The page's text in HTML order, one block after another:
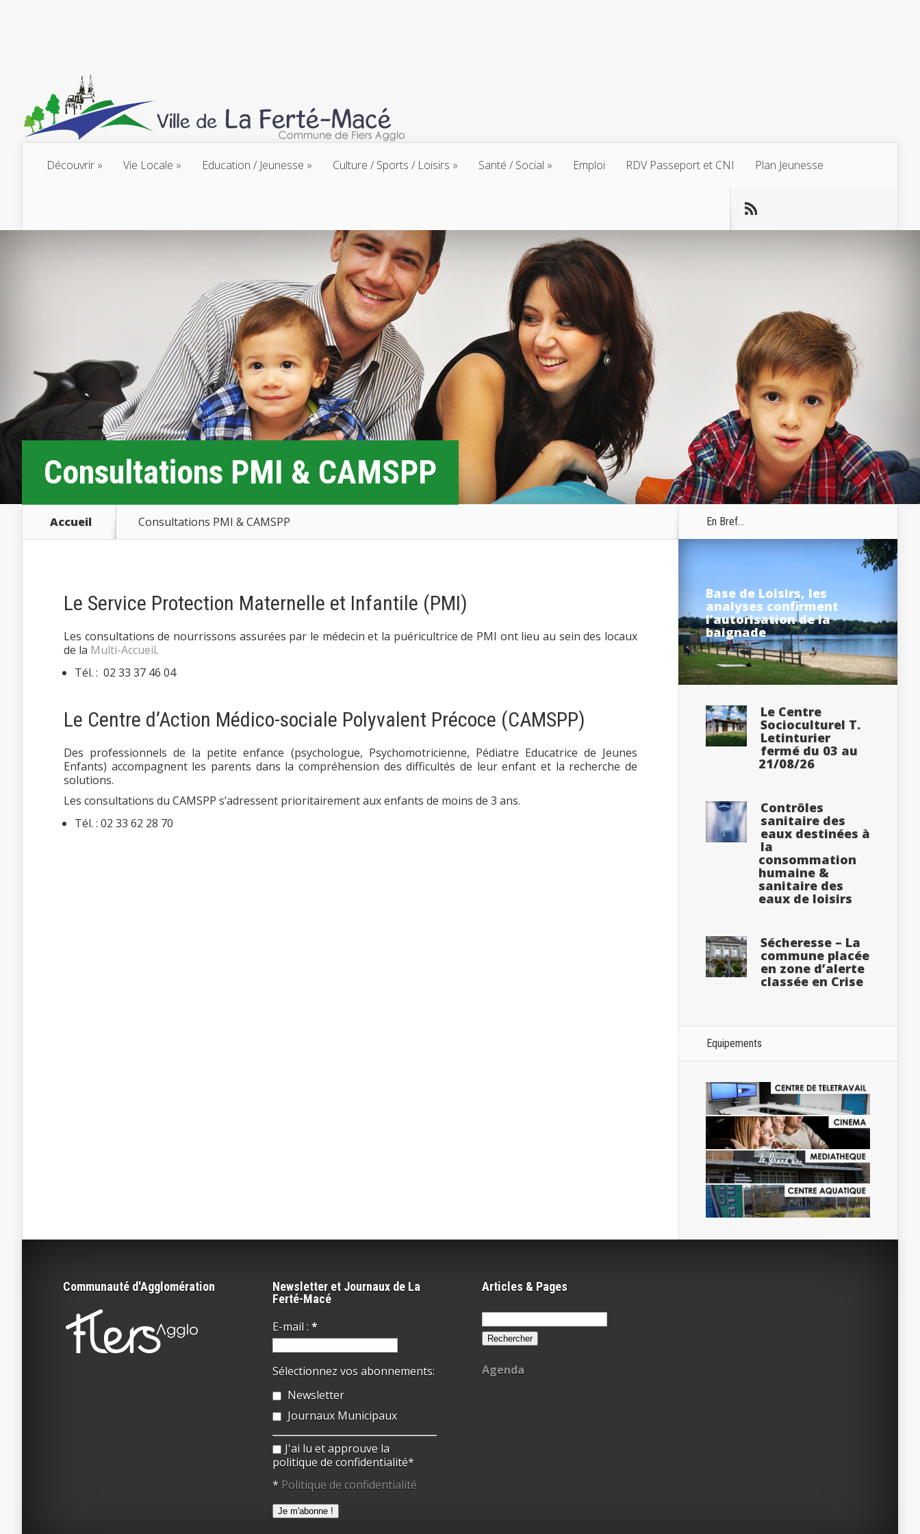
Découvrir Vie Locale Education / Jeunesse Culture / Sports / Loisirs Santé / Social Emploi RDV Passeport et CNI Plan Jeunesse
Consultations PMI & CAMSPP
Accueil Consultations PMI & CAMSPP
Le Service Protection Maternelle et Infantile (PMI)
Les consultations de nourrissons assurées par le médecin et la puéricultrice de PMI ont lieu au sein des locaux
de la Multi-Accueil.
Tél. : 02 33 37 46 04
Le Centre d’Action Médico-sociale Polyvalent Précoce (CAMSPP)
Des professionnels de la petite enfance (psychologue, Psychomotricienne, Pédiatre Educatrice de Jeunes
Enfants) accompagnent les parents dans la compréhension des difficultés de leur enfant et la recherche de
solutions.
Les consultations du CAMSPP s’adressent prioritairement aux enfants de moins de 3 ans.
Tél. : 02 33 62 28 70
En Bref...
Base de Loisirs, les
analyses confirment
l’autorisation de la
baignade
Le Centre
Socioculturel T.
Letinturier
fermé du 03 au
21/08/26
Contrôles
sanitaire des
eaux destinées à
la
consommation
humaine &
sanitaire des
eaux de loisirs
Sécheresse – La
commune placée
en zone d’alerte
classée en Crise
Equipements
Communauté d'Agglomération
Newsletter et Journaux de La
Ferté-Macé
E-mail : *
Sélectionnez vos abonnements:
Newsletter
Journaux Municipaux
J'ai lu et approuve la
politique de confidentialité*
* Politique de confidentialité
Articles & Pages
Rechercher :
Agenda